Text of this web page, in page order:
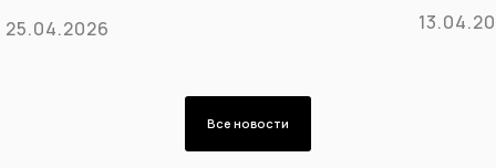
25.04.2026
Все новости